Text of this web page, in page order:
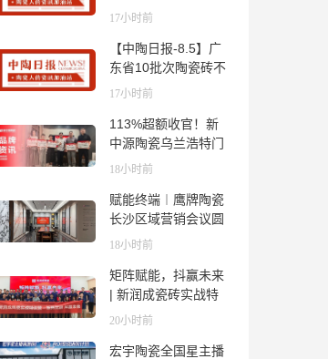
清算；东鹏拟延长基
开展建陶行业能效领
跑者企业推荐工作
17小时前
【中陶日报-8.5】广
东省10批次陶瓷砖不
合格；科达购买特福
过；蒙娜丽莎5千万
回购股份；建霖家居
海外产能突破18亿元
17小时前
113%超额收官！新
中源陶瓷乌兰浩特门
店周年活动圆满落幕
18小时前
赋能终端︱鹰牌陶瓷
长沙区域营销会议圆
满举行，共探渠道拓
18小时前
矩阵赋能，抖赢未来
| 新润成瓷砖实战特
训营成功举办，吹响
号！
20小时前
宏宇陶瓷全国星主播